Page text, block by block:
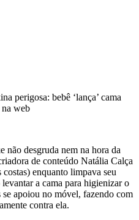
não desgruda nem na hora da
de conteúdo Natália Calça
enquanto limpava seu
a cama para higienizar o
apoiou no móvel, fazendo com
contra ela.